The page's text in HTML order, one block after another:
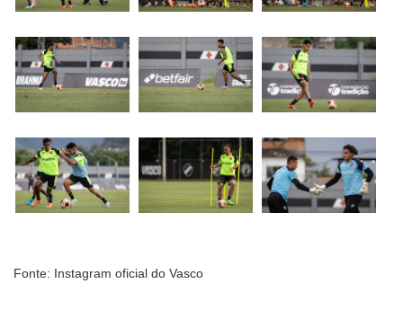
Fonte: Instagram oficial do Vasco